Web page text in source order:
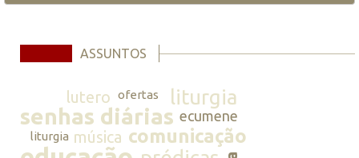
ASSUNTOS
lutero ofertas liturgia
senhas diárias ecumene
liturgia música comunicação